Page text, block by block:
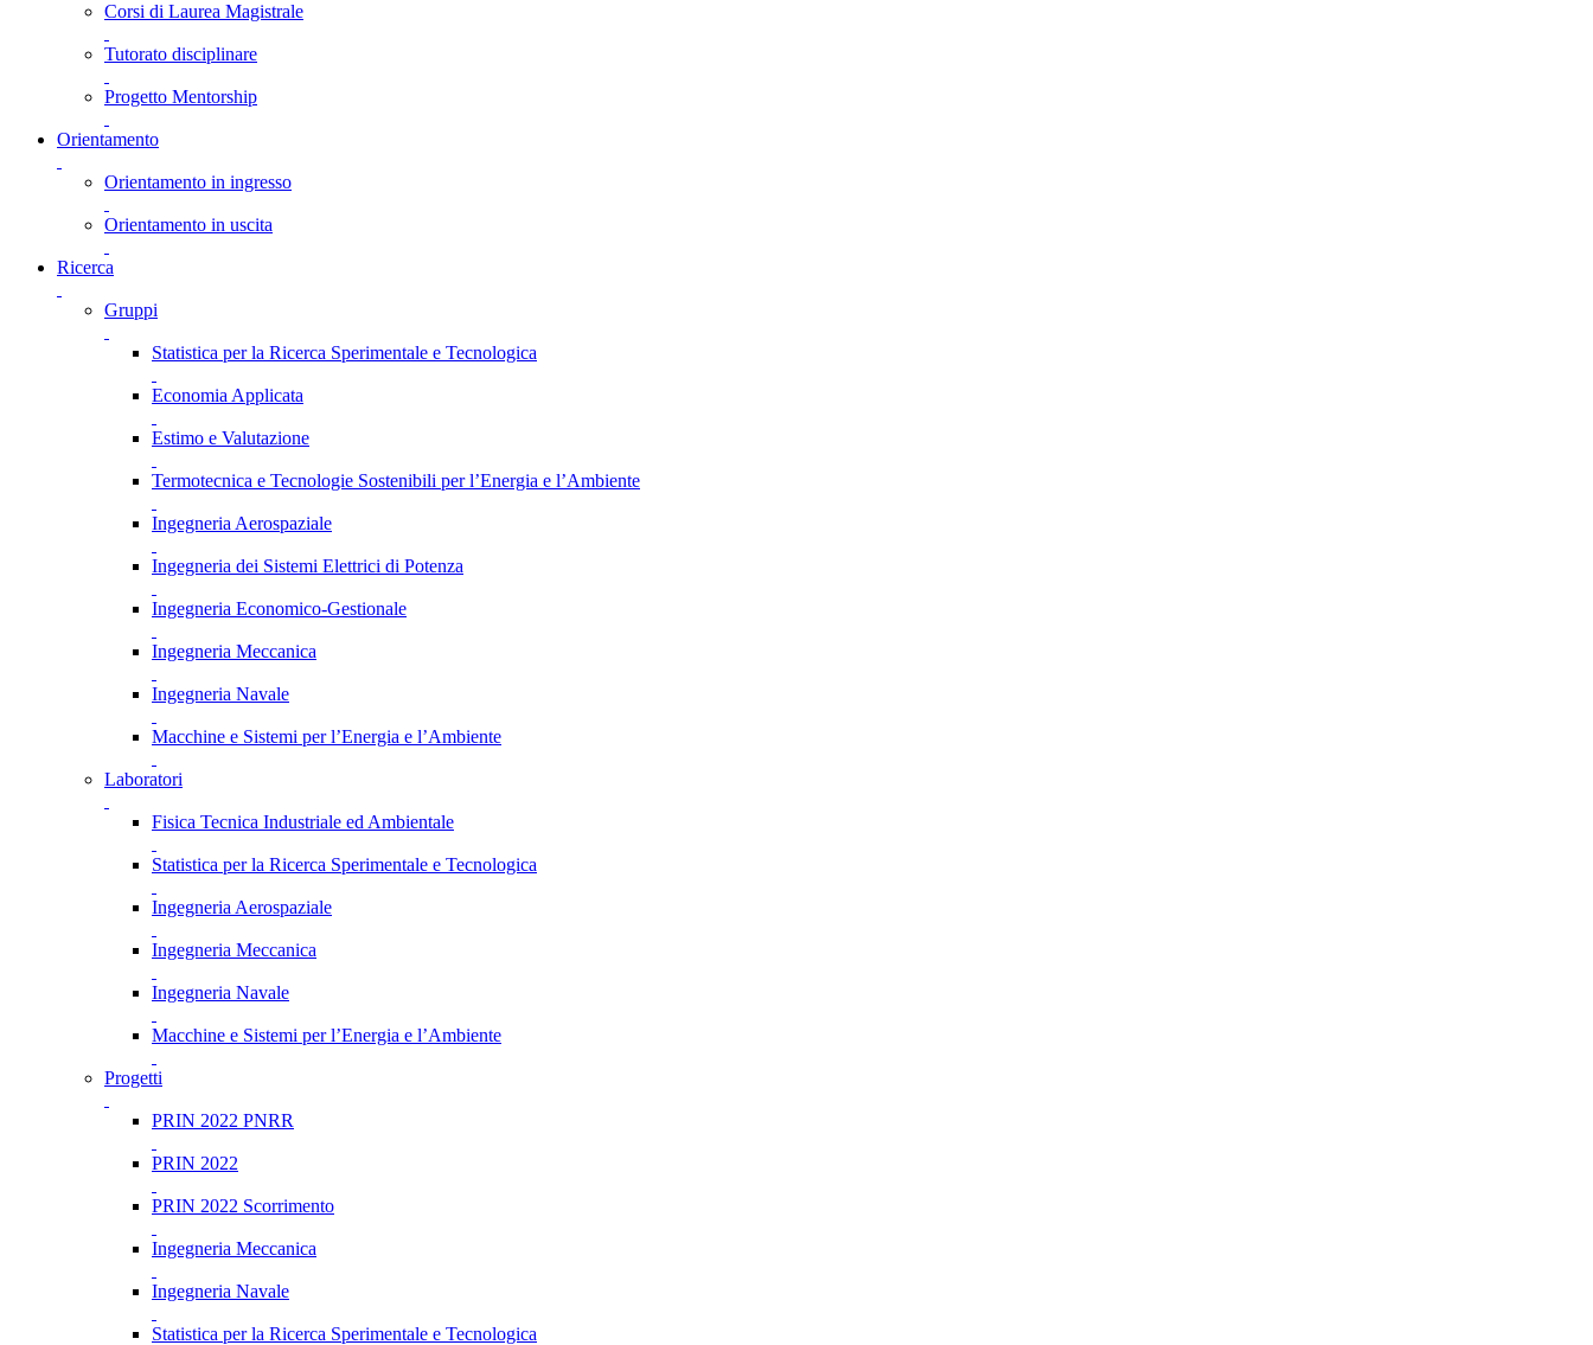
Corsi di Laurea Magistrale
Tutorato disciplinare
Progetto Mentorship
Orientamento
Orientamento in ingresso
Orientamento in uscita
Ricerca
Gruppi
Statistica per la Ricerca Sperimentale e Tecnologica
Economia Applicata
Estimo e Valutazione
Termotecnica e Tecnologie Sostenibili per l’Energia e l’Ambiente
Ingegneria Aerospaziale
Ingegneria dei Sistemi Elettrici di Potenza
Ingegneria Economico-Gestionale
Ingegneria Meccanica
Ingegneria Navale
Macchine e Sistemi per l’Energia e l’Ambiente
Laboratori
Fisica Tecnica Industriale ed Ambientale
Statistica per la Ricerca Sperimentale e Tecnologica
Ingegneria Aerospaziale
Ingegneria Meccanica
Ingegneria Navale
Macchine e Sistemi per l’Energia e l’Ambiente
Progetti
PRIN 2022 PNRR
PRIN 2022
PRIN 2022 Scorrimento
Ingegneria Meccanica
Ingegneria Navale
Statistica per la Ricerca Sperimentale e Tecnologica